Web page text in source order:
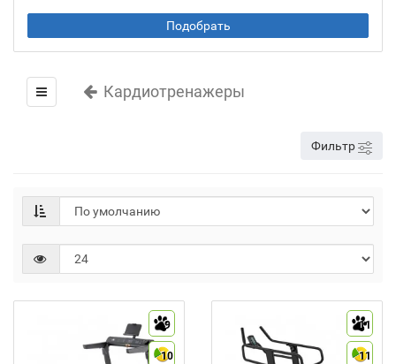
Подобрать
Кардиотренажеры
Фильтр
9
10
11
11